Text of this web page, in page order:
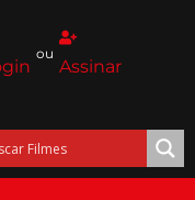
ou
Assinar